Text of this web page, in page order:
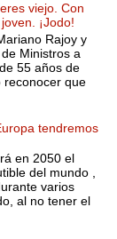
viejo. Con
¡Jodo!
Rajoy y
Ministros a
55 años de
reconocer que
tendremos
en 2050 el
del mundo ,
varios
al no tener el